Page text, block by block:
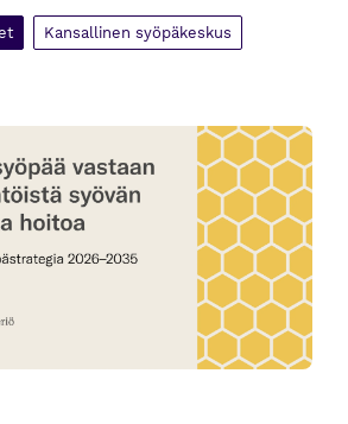
Kansallinen syöpäkeskus
ja vaikuttavaan syövän